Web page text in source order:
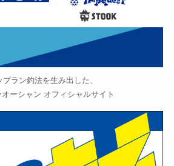
プラン釣法を生み出した、
ーシャン オフィシャルサイト